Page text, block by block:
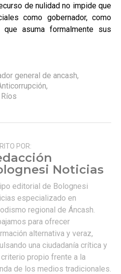
de nulidad no impide que
como gobernador, como
asuma formalmente sus
general de ancash,
,
POR:
Noticias
editorial de Bolognesi
especializado en
regional de Áncash.
para ofrecer
alternativa y veraz,
una ciudadanía crítica y
propio frente a la
de los medios tradicionales.